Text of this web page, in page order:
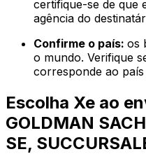
certifique-se de que
agência do
Confirme o país: os
o mundo. Verifique
corresponde ao
Escolha Xe ao
GOLDMAN
SE,